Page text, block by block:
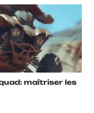
maîtriser les